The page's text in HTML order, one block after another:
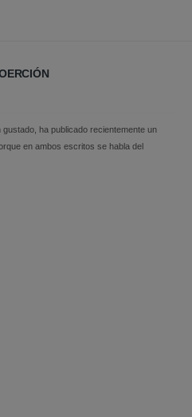
ha publicado recientemente un
en ambos escritos se habla del